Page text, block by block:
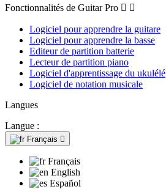
Fonctionnalités de Guitar Pro  
Logiciel pour apprendre la guitare
Logiciel pour apprendre la basse
Editeur de partition batterie
Lecteur de partition piano
Logiciel d'apprentissage du ukulélé
Logiciel de notation musicale
Langues
Langue :
Français 
Français
English
Español